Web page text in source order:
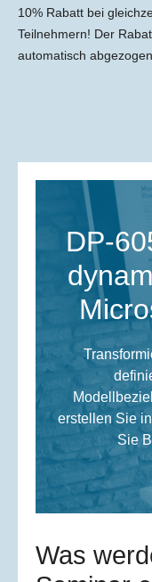
10% Rabatt bei
Teilnehmern! Der
automatisch abgezogen.
DP-
erstellen Sie
Sie
Was